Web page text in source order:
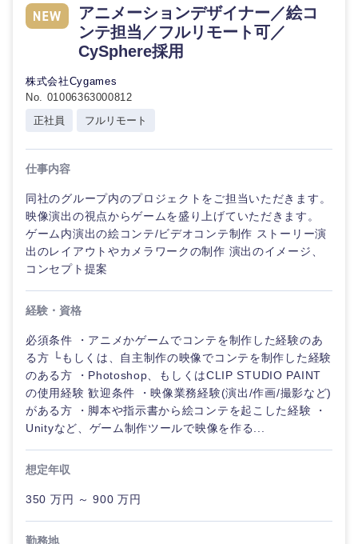
大阪府 兵庫県
アニメーションデザイナー／絵コ
ンテ担当／フルリモート可／
CySphere採用
株式会社Cygames
No. 01006363000812
正社員
フルリモート
仕事内容
同社のグループ内のプロジェクトをご担当いただきます。
映像演出の視点からゲームを盛り上げていただきます。
ゲーム内演出の絵コンテ/ビデオコンテ制作 ストーリー演
出のレイアウトやカメラワークの制作 演出のイメージ、
コンセプト提案
経験・資格
必須条件 ・アニメかゲームでコンテを制作した経験のあ
る方 └もしくは、自主制作の映像でコンテを制作した経験
のある方 ・Photoshop、もしくはCLIP STUDIO PAINT
の使用経験 歓迎条件 ・映像業務経験(演出/作画/撮影など)
がある方 ・脚本や指示書から絵コンテを起こした経験 ・
Unityなど、ゲーム制作ツールで映像を作る...
想定年収
350 万円 ～ 900 万円
勤務地